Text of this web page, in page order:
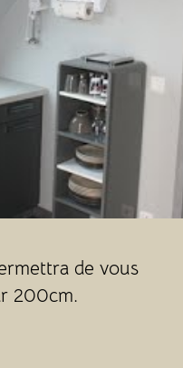
de vous
200cm.